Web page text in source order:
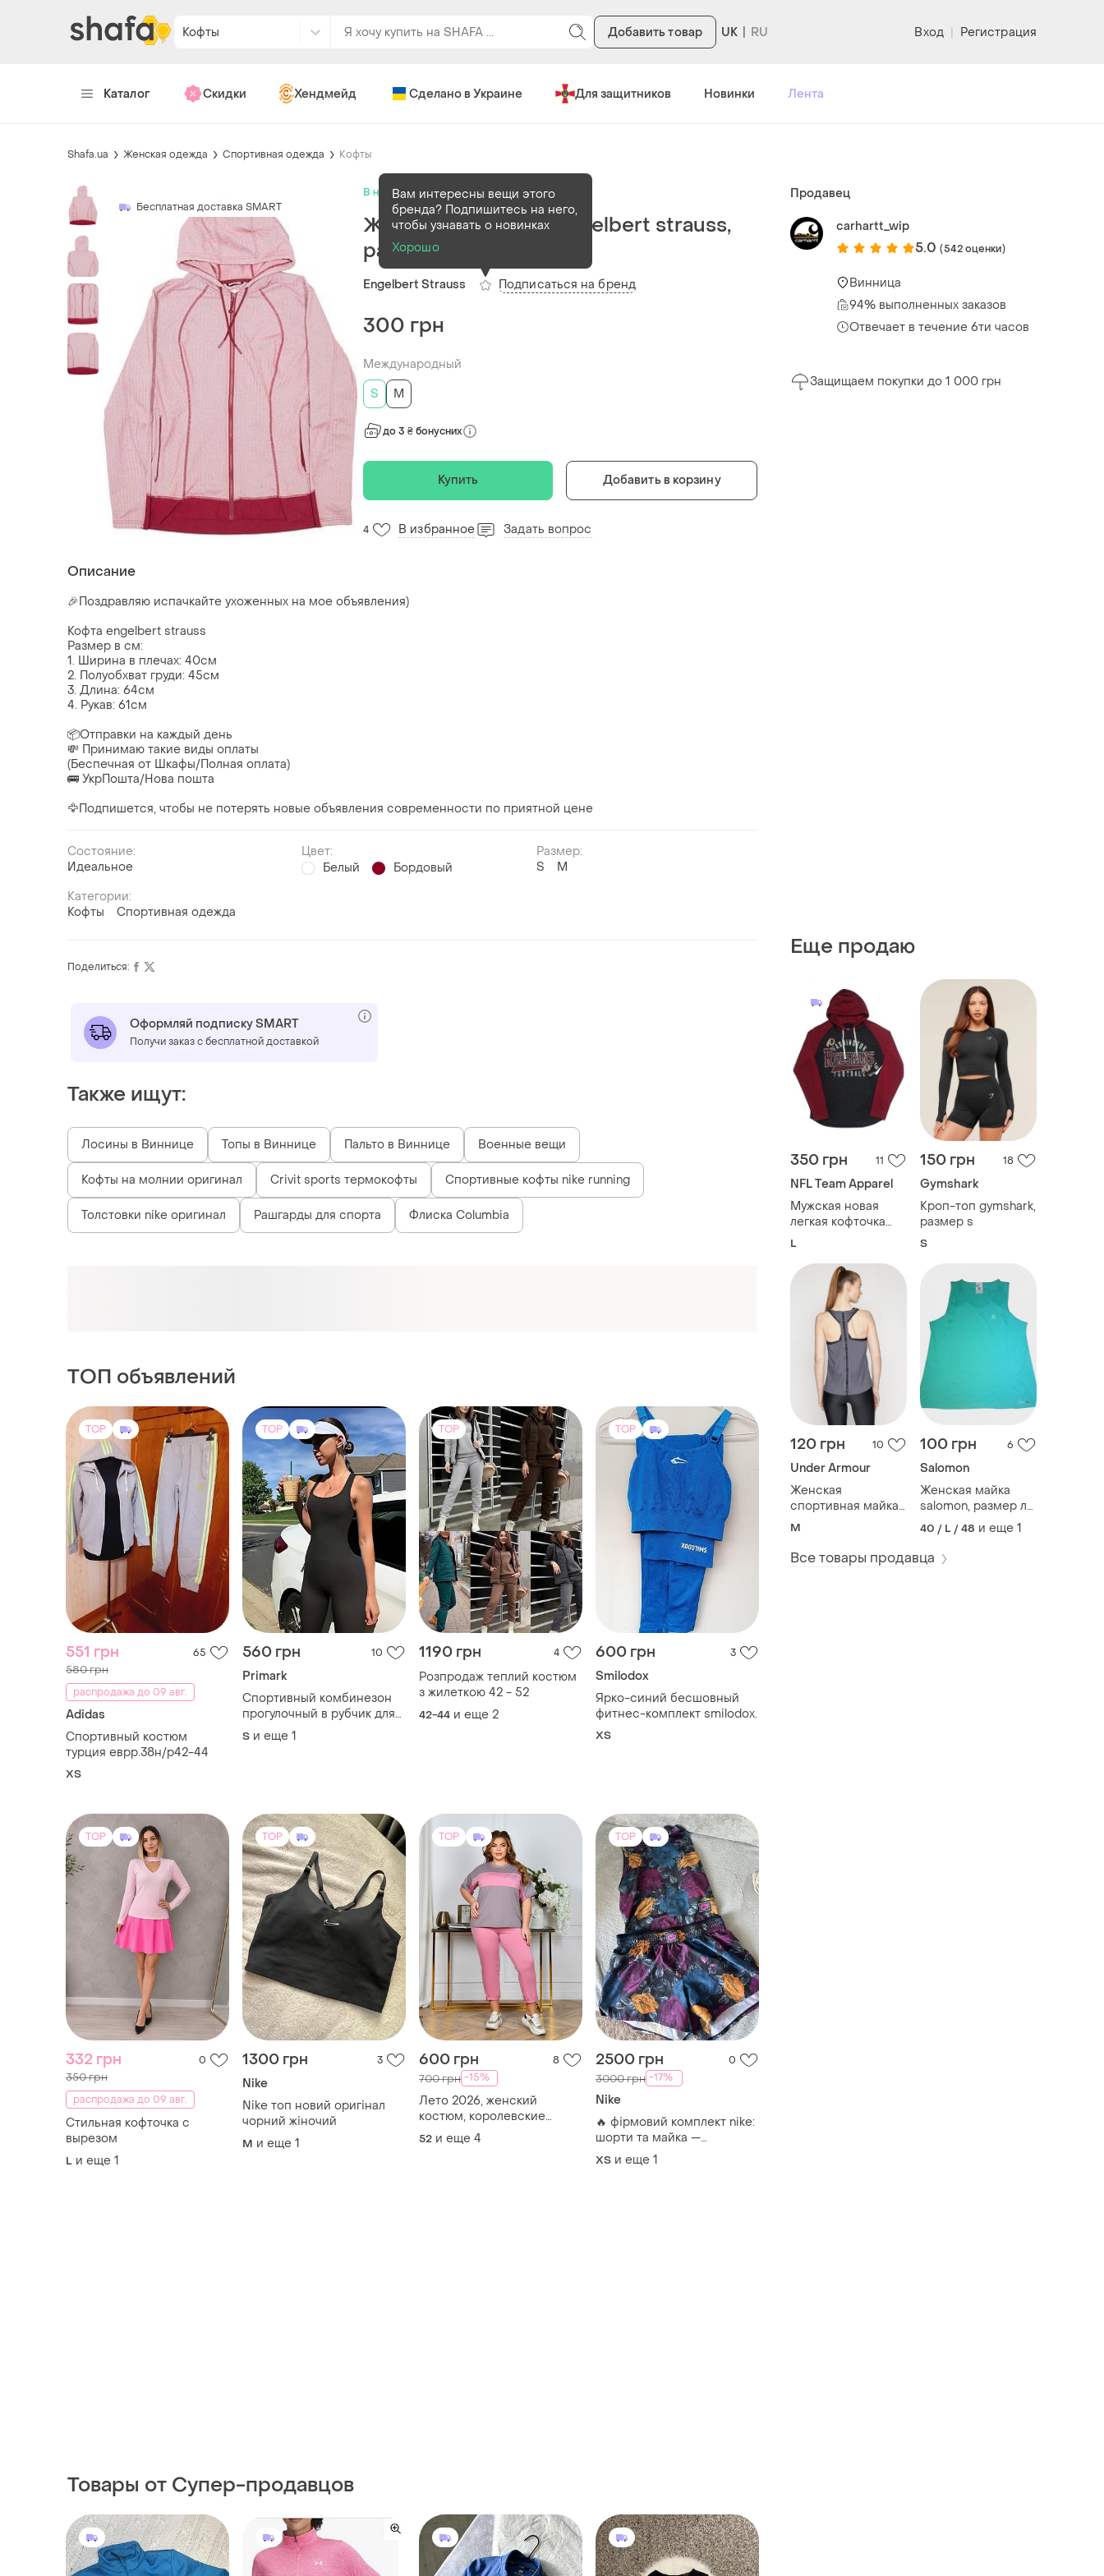
Кофты Добавить товар UK Вход | Регистрация
Каталог Скидки Хендмейд Сделано в Украине Для защитников Новинки Лента
Shafa.ua Женская одежда Спортивная одежда Кофты
Бесплатная доставка SMART
В наличии1 шт
Женская кофточка engelbert strauss,
размер м
Engelbert Strauss
Вам интересны вещи этого
бренда? Подпишитесь на него,
чтобы узнавать о новинках
Хорошо
Подписаться на бренд
300 грн
Международный
S
M
до 3 ₴ бонусних
Купить Добавить в корзину
4 В избранное Задать вопрос
Описание
🎉Поздравляю испачкайте ухоженных на мое объявления)
Кофта engelbert strauss
Размер в см:
1. Ширина в плечах: 40см
2. Полуобхват груди: 45см
3. Длина: 64см
4. Рукав: 61см
📦Отправки на каждый день
💸 Принимаю такие виды оплаты
(Беспечная от Шкафы/Полная оплата)
🚌 УкрПошта/Нова пошта
🦅Подпишется, чтобы не потерять новые объявления современности по приятной цене
Состояние:
Идеальное
Цвет:
Белый
Бордовый
Размер:
S
M
Категории:
Кофты
Спортивная одежда
Продавец
carhartt_wip
5.0 (542 оценки)
Винница
94% выполненных заказов
Отвечает в течение 6ти часов
Защищаем покупки до 1 000 грн
Еще продаю
350 грн 11
NFL Team Apparel
Мужская новая
легкая кофточка
лонгслив nfl team
L
150 грн 18
Gymshark
Кроп-топ gymshark,
размер s
S
120 грн 10
Under Armour
Женская
спортивная майка
under armour,
M
100 грн 6
Salomon
Женская майка
salomon, размер л-
хл
40 / L / 48 и еще 1
Все товары продавца
Поделиться:
Оформляй подписку SMART
Получи заказ с бесплатной доставкой
Также ищут:
Лосины в Виннице Топы в Виннице Пальто в Виннице Военные вещи
Кофты на молнии оригинал Crivit sports термокофты Спортивные кофты nike running
Толстовки nike оригинал Рашгарды для спорта Флиска Columbia
ТОП объявлений
TOP
551 грн 65
580 грн
распродажа до 09 авг.
Adidas
Спортивный костюм
турция еврр.38н/р42-44
ХS
TOP
560 грн 10
Primark
Спортивный комбинезон
прогулочный в рубчик для
фитнеса и тренировок .
жіночий комбінезон в
S и еще 1
TOP
1190 грн 4
Розпродаж теплий костюм
з жилеткою 42 - 52
42-44 и еще 2
TOP
600 грн 3
Smilodox
Ярко-синий бесшовный
фитнес-комплект smilodox.
ХS
TOP
332 грн 0
350 грн
распродажа до 09 авг.
Стильная кофточка с
вырезом
L и еще 1
TOP
1300 грн 3
Nike
Nike топ новий оригінал
чорний жіночий
M и еще 1
TOP
600 грн 8
700 грн -15%
Лето 2026, женский
костюм, королевские
размеры
52 и еще 4
TOP
2500 грн 0
3000 грн -17%
Nike
🔥 фірмовий комплект nike:
шорти та майка —
ідеальний вибір для спорту
та стильних образів!
ХS и еще 1
Товары от Супер-продавцов